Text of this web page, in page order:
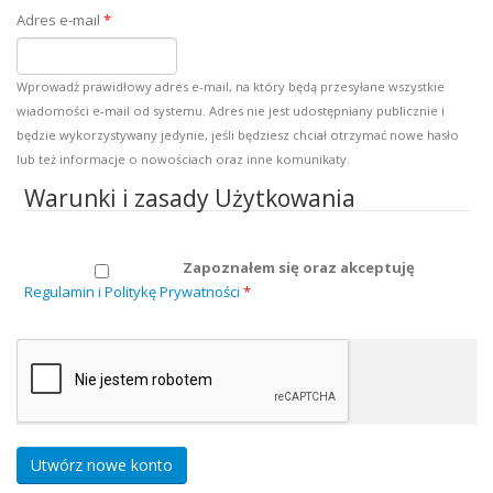
Adres e-mail *
Wprowadź prawidłowy adres e-mail, na który będą przesyłane wszystkie
wiadomości e-mail od systemu. Adres nie jest udostępniany publicznie i
będzie wykorzystywany jedynie, jeśli będziesz chciał otrzymać nowe hasło
lub też informacje o nowościach oraz inne komunikaty.
Warunki i zasady Użytkowania
Zapoznałem się oraz akceptuję
Regulamin i Politykę Prywatności *